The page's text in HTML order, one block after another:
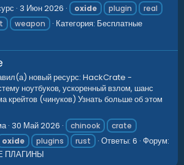
3 Июн 2026 oxide plugin
real
weapon Категория: Бесплатные
новый ресурс: HackCrate -
ноутбуков, ускоренный взлом, шанс
крейтов (чинуков) Узнать больше об этом
30 Май 2026 chinook
crate
oxide plugins rust Ответы: 6 Форум:
ПЛАГИНЫ